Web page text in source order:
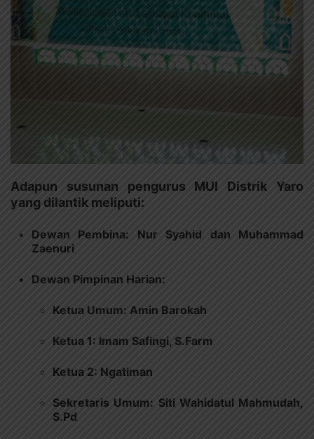
Adapun susunan pengurus MUI Distrik Yaro
yang dilantik meliputi:
Dewan Pembina: Nur Syahid dan Muhammad
Zaenuri
Dewan Pimpinan Harian:
Ketua Umum: Amin Barokah
Ketua 1: Imam Safingi, S.Farm
Ketua 2: Ngatiman
Sekretaris Umum: Siti Wahidatul Mahmudah,
S.Pd